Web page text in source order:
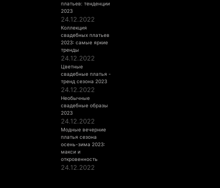
платьев: тенденции
2023
24.12.2022
Коллекция
свадебных платьев
2023: самые яркие
тренды
24.12.2022
Цветные
свадебные платья -
тренд сезона 2023
24.12.2022
Необычные
свадебные образы
2023
24.12.2022
Модные вечерние
платья сезона
осень-зима 2023:
макси и
откровенность
24.12.2022